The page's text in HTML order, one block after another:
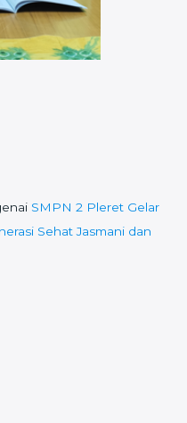
SMPN 2 Pleret Gelar
Sehat Jasmani dan